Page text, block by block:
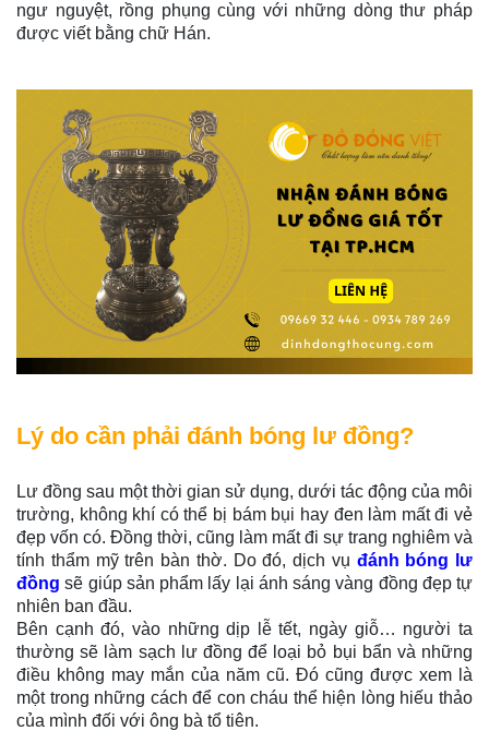
ngư nguyệt, rồng phụng cùng với những dòng thư pháp
được viết bằng chữ Hán.
Lý do cần phải đánh bóng lư đồng?
Lư đồng sau một thời gian sử dụng, dưới tác động của môi
trường, không khí có thể bị bám bụi hay đen làm mất đi vẻ
đẹp vốn có. Đồng thời, cũng làm mất đi sự trang nghiêm và
tính thẩm mỹ trên bàn thờ. Do đó, dịch vụ đánh bóng lư
đồng sẽ giúp sản phẩm lấy lại ánh sáng vàng đồng đẹp tự
nhiên ban đầu.
Bên cạnh đó, vào những dịp lễ tết, ngày giỗ… người ta
thường sẽ làm sạch lư đồng để loại bỏ bụi bẩn và những
điều không may mắn của năm cũ. Đó cũng được xem là
một trong những cách để con cháu thể hiện lòng hiếu thảo
của mình đối với ông bà tổ tiên.